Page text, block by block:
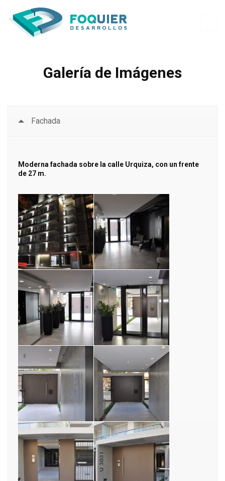
Galería de Imágenes
Fachada
Moderna fachada sobre la calle Urquiza, con un frente
de 27 m.